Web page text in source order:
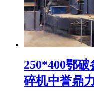
250*400鄂破
碎机中誉鼎